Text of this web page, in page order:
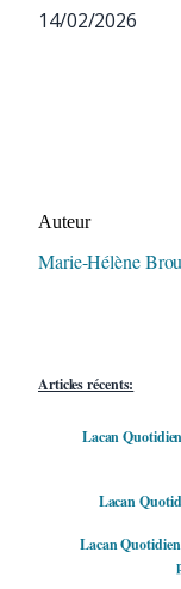
14/02/2026
Auteur
Marie-Hélène
Articles récents:
Lacan
Lacan
Lacan